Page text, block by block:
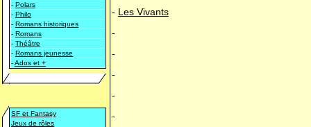
- Polars
- Philo
- Romans historiques
- Romans
- Théâtre
- Romans jeunesse
-Ados et +
SF et Fantasy
Jeux de rôles
- Les Vivants
-
-
-
-
-